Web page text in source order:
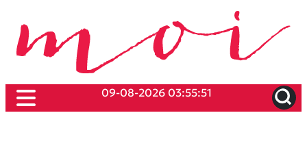
09-08-2026 03:55:51